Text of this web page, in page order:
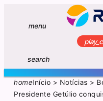
menu
search
homeInício > Notícias >
Presidente Getúlio